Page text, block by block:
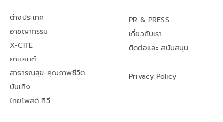
ต่างประเทศ
อาชญากรรม
X-CITE
ยานยนต์
สาธารณสุข-คุณภาพชีวิต
บันเทิง
ไทยโพสต์ ทีวี
PR & PRESS
เกี่ยวกับเรา
ติดต่อและ สนับสนุน
Privacy Policy